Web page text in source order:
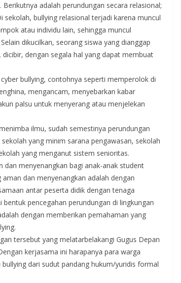
adalah perundungan secara relasional;
bullying relasional terjadi karena muncul
atau individu lain, sehingga muncul
dikucilkan, seorang siswa yang dianggap
dicibir, dengan segala hal yang dapat membuat
bullying, contohnya seperti memperolok di
mengancam, menyebarkan kabar
palsu untuk menyerang atau menjelekan
ilmu, sudah semestinya perundungan
yang minim sarana pengawasan, sekolah
yang menganut sistem senioritas.
dan menyenangkan bagi anak-anak student
dan menyenangkan adalah dengan
antar peserta didik dengan tenaga
pencegahan perundungan di lingkungan
dengan memberikan pemahaman yang
tersebut yang melatarbelakangi Gugus Depan
kerjasama ini harapanya para warga
dari sudut pandang hukum/yuridis formal